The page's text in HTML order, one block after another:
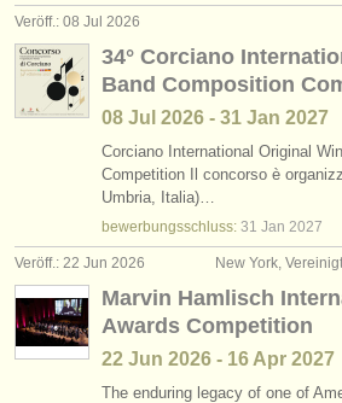
degree courses
kurse
musikwettbewerbe
instrumentenverkauf
gestohlene instrumente
verzeichnisse:
orchester
musikhochschulen
jobs - unterrichten: komponist/
kurse/masterclass komposition (9)
wettbewerb komposition
Veröff.: 08 Jul 2026
34° Corciano
Band Composition
08 Jul 2026 - 31 Jan 2027
Corciano International Original
Competition Il concorso è
Umbria, Italia)…
bewerbungsschluss: 31 Jan 2027
New York,
Veröff.: 22 Jun 2026
Marvin Hamlisch
Awards Competition
22 Jun 2026 - 16 Apr 2027
The enduring legacy of one of